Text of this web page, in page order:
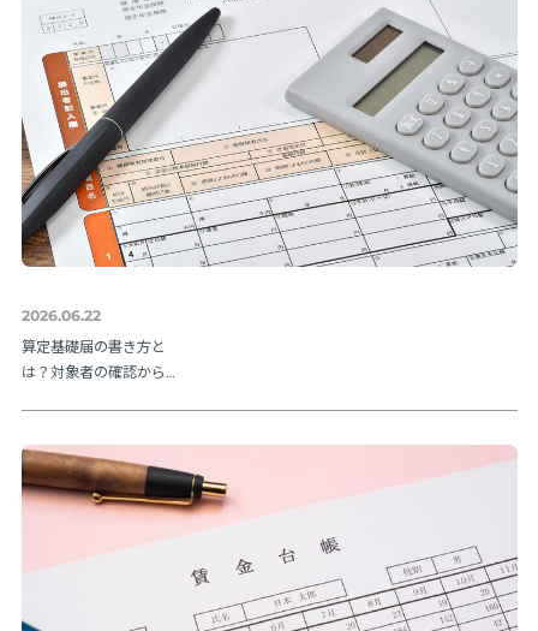
2026.06.22
算定基礎届の書き方と
は？対象者の確認から
版】